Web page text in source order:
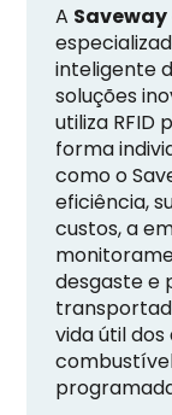
A Saveway
inteligente
soluções
utiliza RFID
forma
como o
eficiência,
custos, a
desgaste e
vida útil